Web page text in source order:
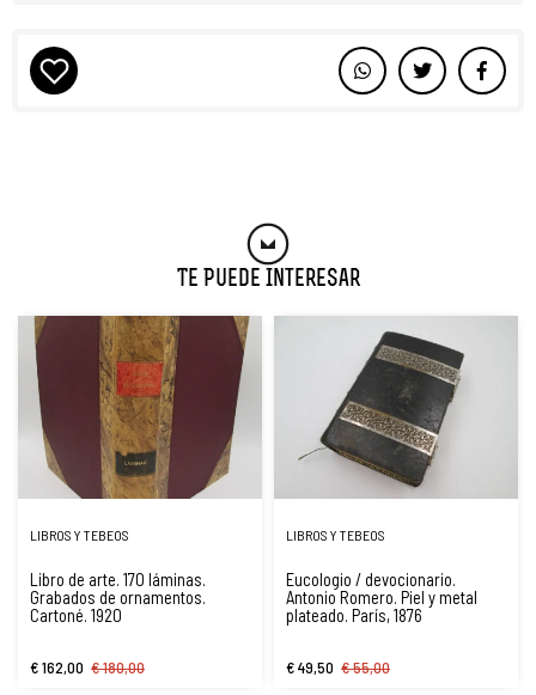
Te Puede Interesar
LIBROS Y TEBEOS
Libro de arte. 170 láminas.
Grabados de ornamentos.
Cartoné. 1920
€ 162,00 € 180,00
LIBROS Y TEBEOS
Eucologio / devocionario.
Antonio Romero. Piel y metal
plateado. París, 1876
€ 49,50 € 55,00